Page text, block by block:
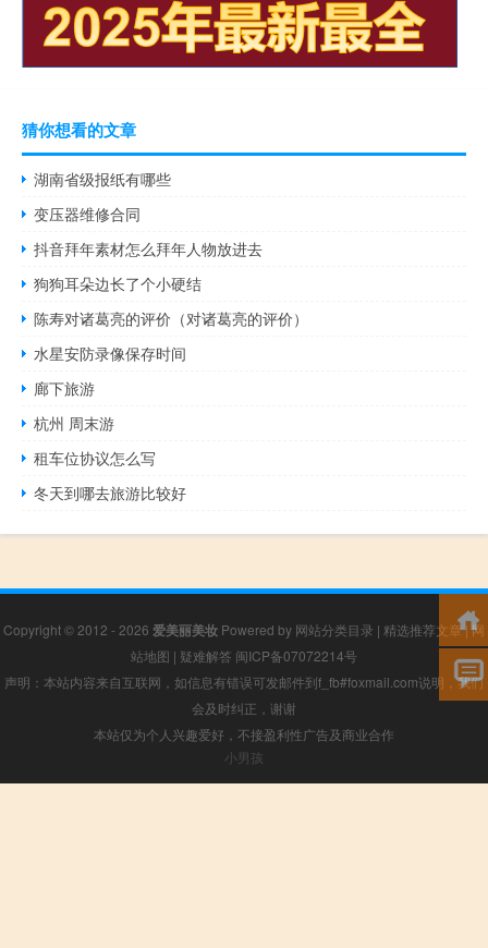
猜你想看的文章
湖南省级报纸有哪些
变压器维修合同
抖音拜年素材怎么拜年人物放进去
狗狗耳朵边长了个小硬结
陈寿对诸葛亮的评价（对诸葛亮的评价）
水星安防录像保存时间
廊下旅游
杭州 周末游
租车位协议怎么写
冬天到哪去旅游比较好
Copyright © 2012 - 2026 爱美丽美妆 Powered by 网站分类目录 | 精选推荐文章|网
站地图 | 疑难解答 闽ICP备07072214号
声明：本站内容来自互联网，如信息有错误可发邮件到f_fb#foxmail.com说明，我们
会及时纠正，谢谢
本站仅为个人兴趣爱好，不接盈利性广告及商业合作
小男孩